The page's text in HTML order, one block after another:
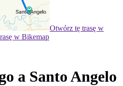
Otwórz tę trasę w
w Bikemap
a Santo Angelo